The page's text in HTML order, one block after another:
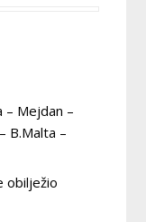
– Mejdan –
B.Malta –
obilježio